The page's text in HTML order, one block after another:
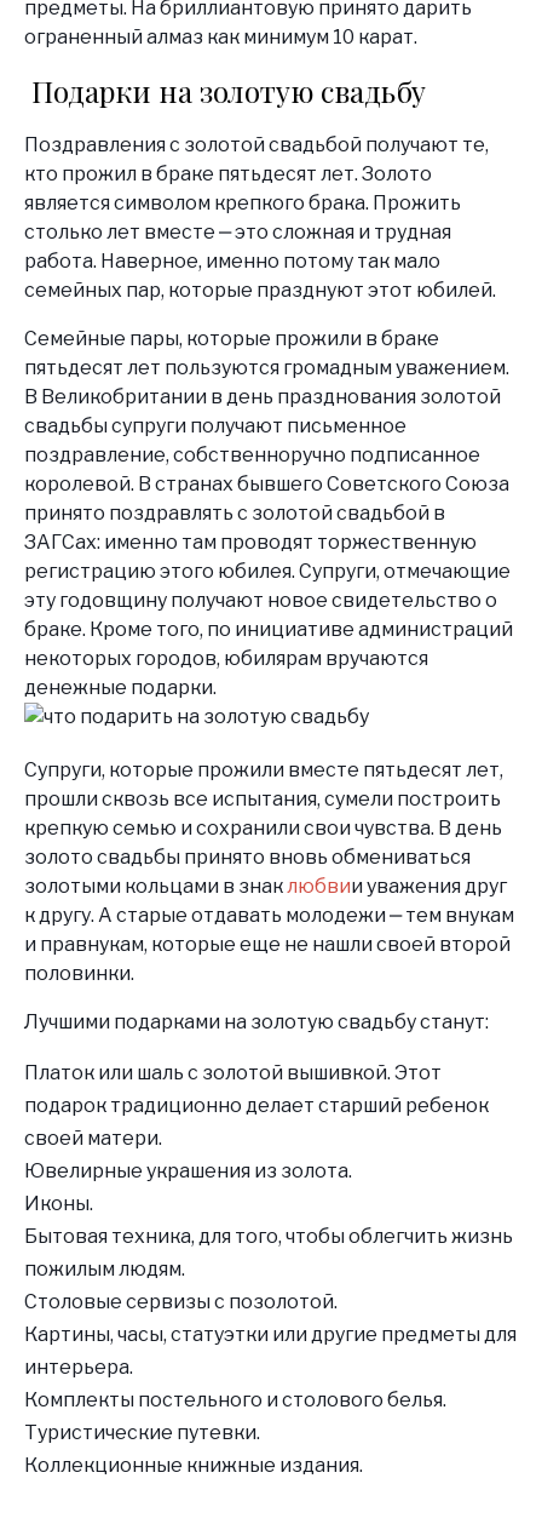
предметы. На бриллиантовую принято дарить
ограненный алмаз как минимум 10 карат.
Подарки на золотую свадьбу
Поздравления с золотой свадьбой получают те,
кто прожил в браке пятьдесят лет. Золото
является символом крепкого брака. Прожить
столько лет вместе ‒ это сложная и трудная
работа. Наверное, именно потому так мало
семейных пар, которые празднуют этот юбилей.
Семейные пары, которые прожили в браке
пятьдесят лет пользуются громадным уважением.
В Великобритании в день празднования золотой
свадьбы супруги получают письменное
поздравление, собственноручно подписанное
королевой. В странах бывшего Советского Союза
принято поздравлять с золотой свадьбой в
ЗАГСах: именно там проводят торжественную
регистрацию этого юбилея. Супруги, отмечающие
эту годовщину получают новое свидетельство о
браке. Кроме того, по инициативе администраций
некоторых городов, юбилярам вручаются
денежные подарки.
Супруги, которые прожили вместе пятьдесят лет,
прошли сквозь все испытания, сумели построить
крепкую семью и сохранили свои чувства. В день
золото свадьбы принято вновь обмениваться
золотыми кольцами в знаклюбвии уважения друг
к другу. А старые отдавать молодежи ‒ тем внукам
и правнукам, которые еще не нашли своей второй
половинки.
Лучшими подарками на золотую свадьбу станут:
Платок или шаль с золотой вышивкой. Этот
подарок традиционно делает старший ребенок
своей матери.
Ювелирные украшения из золота.
Иконы.
Бытовая техника, для того, чтобы облегчить жизнь
пожилым людям.
Столовые сервизы с позолотой.
Картины, часы, статуэтки или другие предметы для
интерьера.
Комплекты постельного и столового белья.
Туристические путевки.
Коллекционные книжные издания.